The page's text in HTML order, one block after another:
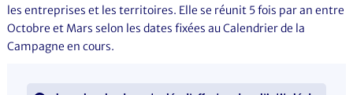
les entreprises et les territoires. Elle se réunit 5 fois par an entre
Octobre et Mars selon les dates fixées au Calendrier de la
Campagne en cours.